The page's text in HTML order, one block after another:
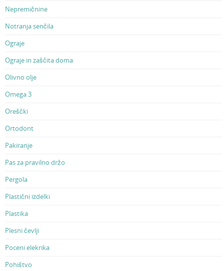
Nepremičnine
Notranja senčila
Ograje
Ograje in zaščita doma
Olivno olje
Omega 3
Oreščki
Ortodont
Pakiranje
Pas za pravilno držo
Pergola
Plastični izdelki
Plastika
Plesni čevlji
Poceni elekrika
Pohištvo